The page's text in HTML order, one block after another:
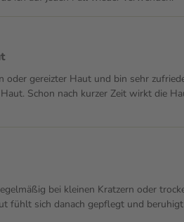
oder gereizter Haut und bin sehr
Schon nach kurzer Zeit wirkt die
bei kleinen Kratzern oder
fühlt sich danach gepflegt und